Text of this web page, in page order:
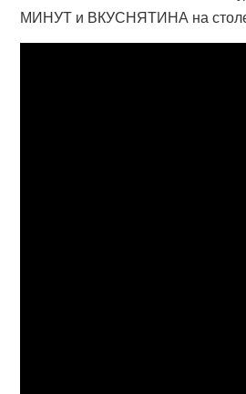
МИНУТ и ВКУСНЯТИНА на